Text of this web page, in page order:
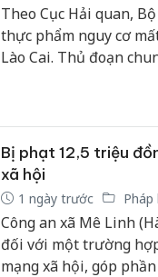
Theo Cục Hải quan,
thực phẩm nguy cơ
Lào Cai. Thủ đoạn
Bị phạt 12,5 triệu
xã hội
1 ngày trước
Công an xã Mê Linh
đối với một trường
mạng xã hội, góp